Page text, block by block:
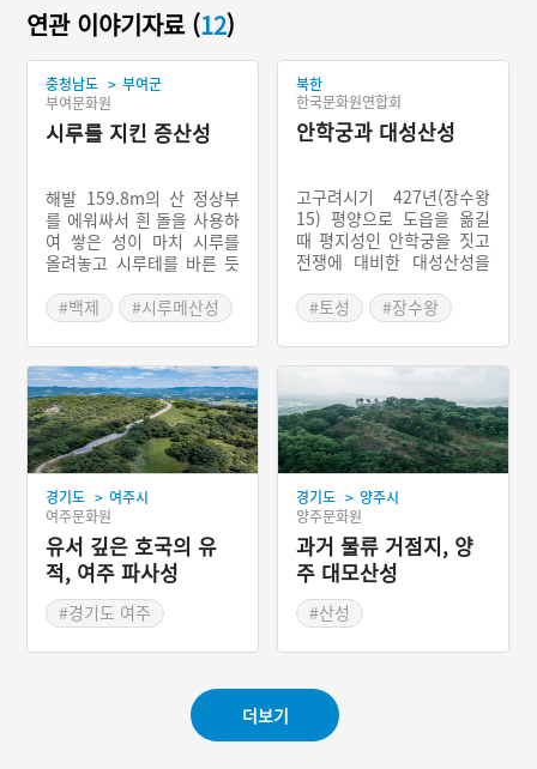
연관 이야기자료 (12)
충청남도 > 부여군
부여문화원
시루를 지킨 증산성
해발 159.8m의 산 정상부
를 에워싸서 흰 돌을 사용하
여 쌓은 성이 마치 시루를
올려놓고 시루테를 바른 듯
라고도 부르는 테뫼식 백제
산성이다. 538년(성왕 16)
수도를 사비로 옮기고 나서
수도를 보호하기 위해 쌓은
것으로 추정된다. 둘레는 약
600m이고 높이는 2∼3m
정도로 거의 무너진 상태이
지만, 성의 남쪽 부분은 비
교적 잘 남아 있다. 백제의
사비도성을 수비하기 위한
북쪽의 요충지로 서쪽의 미
녀봉산성과 은산면의 당산
성과 서로 연결된다.
#백제
#시루메산성
북한
한국문화원연합회
안학궁과 대성산성
고구려시기 427년(장수왕
15) 평양으로 도읍을 옮길
때 평지성인 안학궁을 짓고
전쟁에 대비한 대성산성을
한다. 안학궁은 평지에 토성
으로 둘러싸인 궁성이자 도
성으로 남쪽 3km에 대동강
이 흐르고 북으로는 대성산
성이 자리하고 있다.대성산
성은 안학궁의 북쪽 해발 2
74m의 대성산에 있는 돌로
만든 성이며 국사봉 등 6개
의 봉우리와 그 능선을 따라
돌로 쌓은 포곡식 산성이다.
전체 둘레는 7,076m인데 2
중 성벽과 3중 성벽 등을 합
치면 9,284m에 달한다.
#토성
#장수왕
경기도 > 여주시
여주문화원
유서 깊은 호국의 유
적, 여주 파사성
#경기도 여주
경기도 > 양주시
양주문화원
과거 물류 거점지, 양
주 대모산성
#산성
더보기